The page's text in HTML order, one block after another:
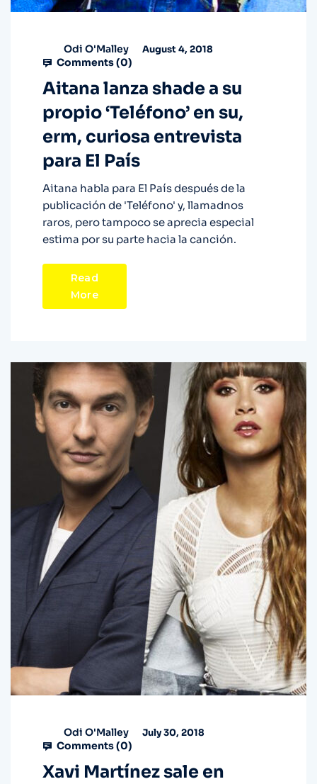
Odi O'Malley August 4, 2018
Comments (0)
Aitana lanza shade a su
propio ‘Teléfono’ en su,
erm, curiosa entrevista
para El País
Aitana habla para El País después de la
publicación de 'Teléfono' y, llamadnos
raros, pero tampoco se aprecia especial
estima por su parte hacia la canción.
Read
More
Odi O'Malley July 30, 2018
Comments (0)
Xavi Martínez sale en